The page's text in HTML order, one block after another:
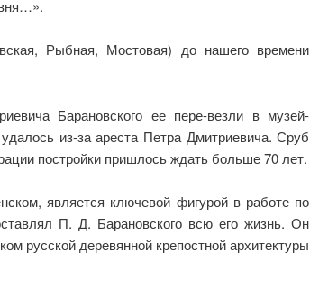
Рыбная, Мостовая) до нашего времени
Барановского ее пере-везли в музей-
из-за ареста Петра Дмитриевича. Сруб
постройки пришлось ждать больше 70 лет.
является ключевой фигурой в работе по
П. Д. Барановского всю его жизнь. Он
русской деревянной крепостной архитектуры